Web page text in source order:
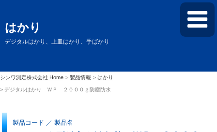
はかり
デジタルはかり、上皿はかり、手ばかり
シンワ測定株式会社 Home 製品情報 はかり
デジタルはかり ＷＰ ２０００ｇ防塵防水
製品コード ／ 製品名